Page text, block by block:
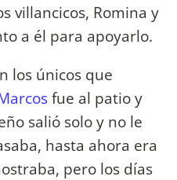
villancicos, Romina y
a él para apoyarlo.
los únicos que
fue al patio y
salió solo y no le
hasta ahora era
pero los días